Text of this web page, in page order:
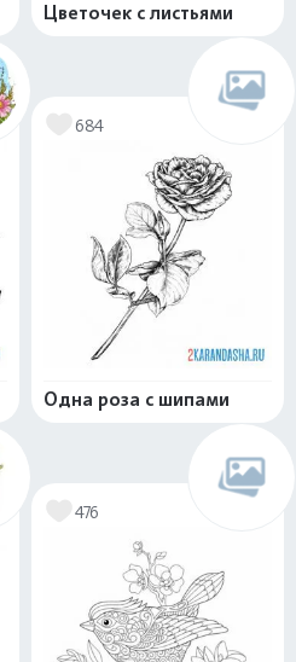
Цветочек с листьями
684
Одна роза с шипами
476